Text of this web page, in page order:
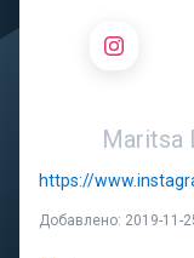
Maritsa
https://
Добавлено: 2019-11-